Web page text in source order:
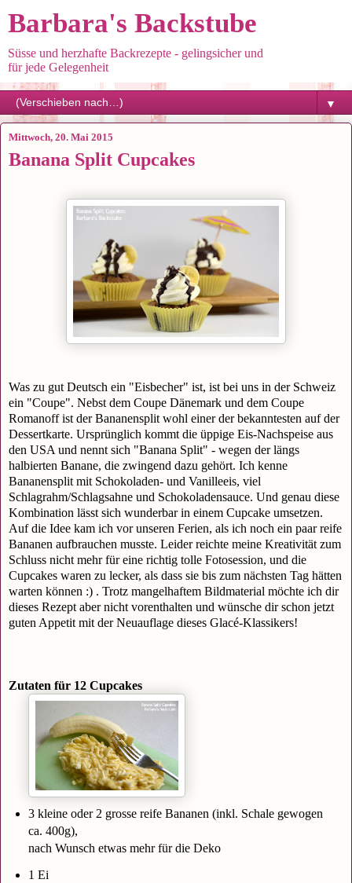
Barbara's Backstube
Süsse und herzhafte Backrezepte - gelingsicher und
für jede Gelegenheit
▼
Mittwoch, 20. Mai 2015
Banana Split Cupcakes
Was zu gut Deutsch ein "Eisbecher" ist, ist bei uns in der Schweiz
ein "Coupe". Nebst dem Coupe Dänemark und dem Coupe
Romanoff ist der Bananensplit wohl einer der bekanntesten auf der
Dessertkarte. Ursprünglich kommt die üppige Eis-Nachspeise aus
den USA und nennt sich "Banana Split" - wegen der längs
halbierten Banane, die zwingend dazu gehört. Ich kenne
Bananensplit mit Schokoladen- und Vanilleeis, viel
Schlagrahm/Schlagsahne und Schokoladensauce. Und genau diese
Kombination lässt sich wunderbar in einem Cupcake umsetzen.
Auf die Idee kam ich vor unseren Ferien, als ich noch ein paar reife
Bananen aufbrauchen musste. Leider reichte meine Kreativität zum
Schluss nicht mehr für eine richtig tolle Fotosession, und die
Cupcakes waren zu lecker, als dass sie bis zum nächsten Tag hätten
warten können :) . Trotz mangelhaftem Bildmaterial möchte ich dir
dieses Rezept aber nicht vorenthalten und wünsche dir schon jetzt
guten Appetit mit der Neuauflage dieses Glacé-Klassikers!
Zutaten für 12 Cupcakes
3 kleine oder 2 grosse reife Bananen (inkl. Schale gewogen
ca. 400g),
nach Wunsch etwas mehr für die Deko
1 Ei